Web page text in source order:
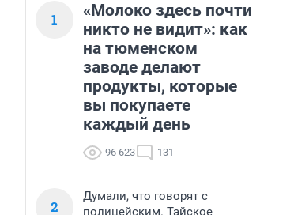
1
«Молоко здесь почти
никто не видит»: как
на тюменском
заводе делают
продукты, которые
вы покупаете
каждый день
96 623 131
2
Думали, что говорят с
полицейским. Тайское